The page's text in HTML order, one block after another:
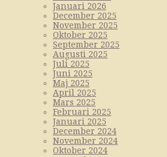
Januari 2026
December 2025
November 2025
Oktober 2025
September 2025
Augusti 2025
Juli 2025
Juni 2025
Maj 2025
April 2025
Mars 2025
Februari 2025
Januari 2025
December 2024
November 2024
Oktober 2024